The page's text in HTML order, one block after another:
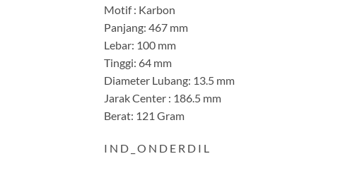
Motif : Karbon
Panjang: 467 mm
Lebar: 100 mm
Tinggi: 64 mm
Diameter Lubang: 13.5 mm
Jarak Center : 186.5 mm
Berat: 121 Gram
I N D _ O N D E R D I L